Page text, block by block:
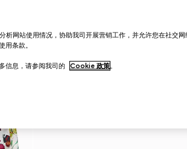
网站使用情况，协助我司开展营销工作，并允许您在社交网
用条款。
信息，请参阅我司的 Cookie 政策。